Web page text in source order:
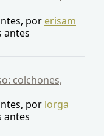
por erisam
antes
colchones,
por lorga
antes